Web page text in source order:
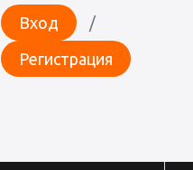
Вход
/
Регистрация